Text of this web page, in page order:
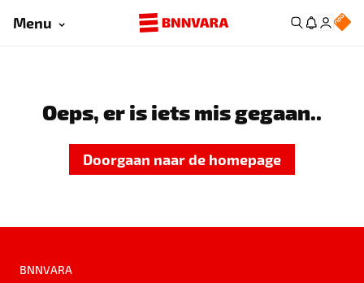
Menu
Oeps, er is iets mis gegaan..
Doorgaan naar de homepage
BNNVARA